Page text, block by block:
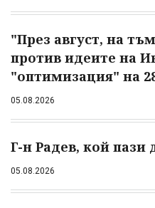
"През август, на
против идеите на
"оптимизация" на
05.08.2026
Г-н Радев, кой пази
05.08.2026